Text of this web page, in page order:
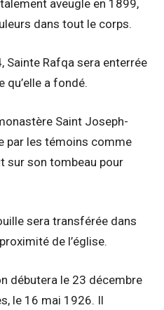
aveugle en 1899,
dans tout le corps.
Sainte Rafqa sera enterrée
qu’elle a fondé.
Saint Joseph-
par les témoins comme
sur son tombeau pour
sera transférée dans
de l’église.
débutera le 23 décembre
le 16 mai 1926. Il